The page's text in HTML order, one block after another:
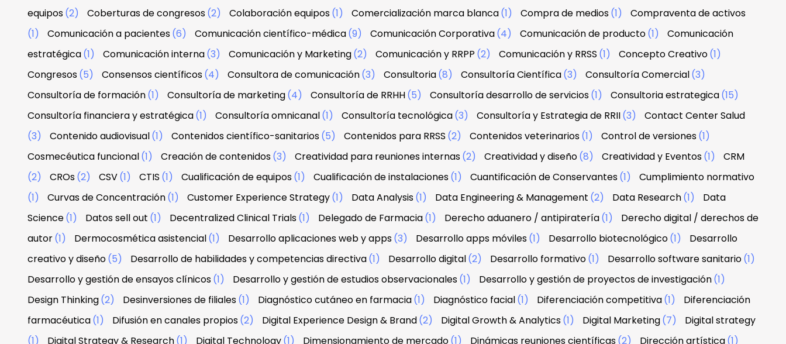
equipos(2) Coberturas de congresos(2) Colaboración equipos(1) Comercialización marca blanca(1) Compra de medios(1)
Compraventa de activos
(1)
Comunicación a pacientes(6) Comunicación científico-médica(9) Comunicación Corporativa(4) Comunicación de producto(1)
Comunicación
estratégica(1) Comunicación interna(3) Comunicación y Marketing(2) Comunicación y RRPP (2) Comunicación y RRSS (1) Concepto Creativo(1)
Congresos(5) Consensos científicos(4) Consultora de comunicación(3) Consultoria(8) Consultoría Científica(3) Consultoría Comercial(3)
Consultoría de formación(1) Consultoría de marketing(4) Consultoría de RRHH(5) Consultoría desarrollo de servicios(1) Consultoria estrategica(15)
Consultoría financiera y estratégica(1) Consultoría omnicanal(1) Consultoría tecnológica(3) Consultoría y Estrategia de RRII(3)
Contact Center Salud
(3)
Contenido audiovisual(1) Contenidos científico-sanitarios(5) Contenidos para RRSS (2) Contenidos veterinarios(1) Control de versiones(1)
Cosmecéutica funcional(1) Creación de contenidos(3) Creatividad para reuniones internas(2) Creatividad y diseño(8) Creatividad y Eventos(1)
CRM
(2)
CROs(2) CSV(1) CTIS (1) Cualificación de equipos(1) Cualificación de instalaciones(1) Cuantificación de Conservantes(1)
Cumplimiento normativo
(1)
Curvas de Concentración(1) Customer Experience Strategy(1) Data Analysis(1) Data Engineering & Management (2) Data Research(1)
Data
Science(1) Datos sell out (1) Decentralized Clinical Trials(1) Delegado de Farmacia(1) Derecho aduanero / antipiratería(1)
Derecho digital / derechos de
autor(1) Dermocosmética asistencial(1) Desarrollo aplicaciones web y apps(3) Desarrollo apps móviles(1) Desarrollo biotecnológico(1)
Desarrollo
creativo y diseño(5) Desarrollo de habilidades y competencias directiva(1) Desarrollo digital(2) Desarrollo formativo(1) Desarrollo software sanitario(1)
Desarrollo y gestión de ensayos clínicos(1) Desarrollo y gestión de estudios observacionales(1) Desarrollo y gestión de proyectos de investigación(1)
Design Thinking(2) Desinversiones de filiales(1) Diagnóstico cutáneo en farmacia(1) Diagnóstico facial(1) Diferenciación competitiva(1)
Diferenciación
farmacéutica(1) Difusión en canales propios(2) Digital Experience Design & Brand(2) Digital Growth & Analytics(1) Digital Marketing(7)
Digital strategy
(1)
Digital Strategy & Research(1) Digital Technology(1) Dimensionamiento de mercado(1) Dinámicas reuniones científicas(2) Dirección artística(1)